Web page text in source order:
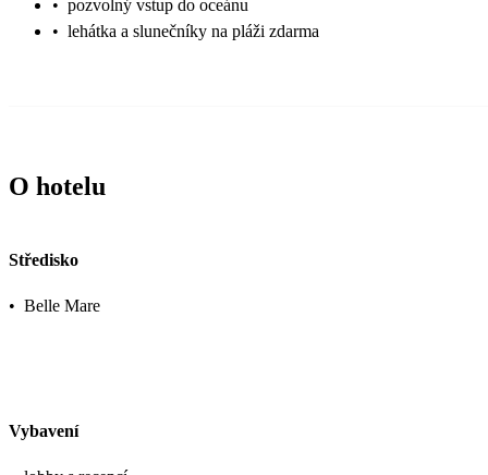
• pozvolný vstup do oceánu
• lehátka a slunečníky na pláži zdarma
O hotelu
Středisko
• Belle Mare
Vybavení